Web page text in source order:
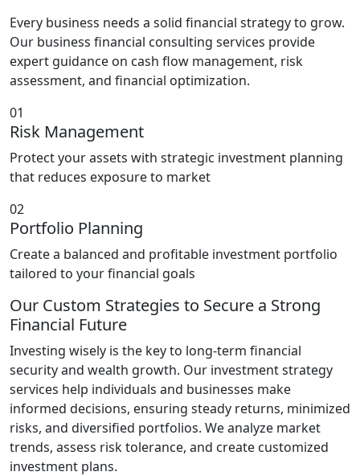
Every business needs a solid financial strategy to grow.
Our business financial consulting services provide
expert guidance on cash flow management, risk
assessment, and financial optimization.
01
Risk Management
Protect your assets with strategic investment planning
that reduces exposure to market
02
Portfolio Planning
Create a balanced and profitable investment portfolio
tailored to your financial goals
Our Custom Strategies to Secure a Strong
Financial Future
Investing wisely is the key to long-term financial
security and wealth growth. Our investment strategy
services help individuals and businesses make
informed decisions, ensuring steady returns, minimized
risks, and diversified portfolios. We analyze market
trends, assess risk tolerance, and create customized
investment plans.